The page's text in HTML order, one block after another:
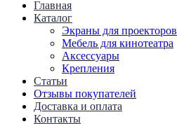
Главная
Каталог
Экраны для проекторов
Mебель для кинотеатра
Аксессуары
Крепления
Статьи
Отзывы покупателей
Доставка и оплата
Контакты